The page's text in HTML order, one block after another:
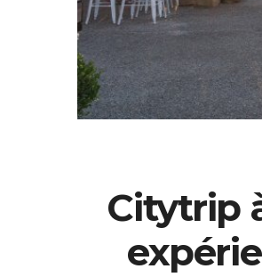
Citytrip